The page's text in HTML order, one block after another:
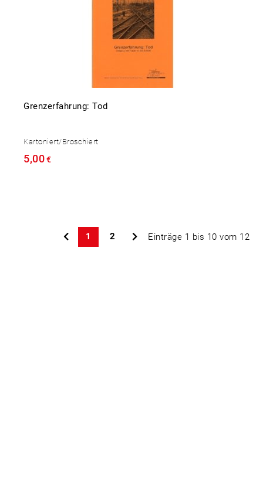
Grenzerfahrung: Tod
Kartoniert/Broschiert
5,00€
1 2 Einträge 1 bis 10 vom 12